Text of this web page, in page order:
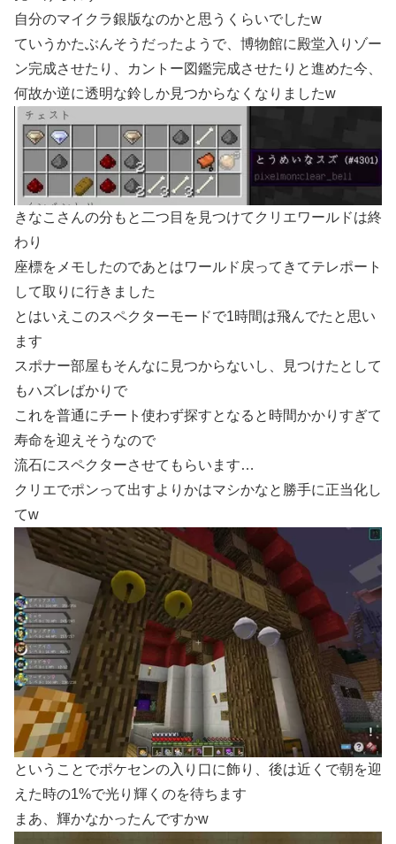
自分のマイクラ銀版なのかと思うくらいでしたw
ていうかたぶんそうだったようで、博物館に殿堂入りゾー
ン完成させたり、カントー図鑑完成させたりと進めた今、
何故か逆に透明な鈴しか見つからなくなりましたw
きなこさんの分もと二つ目を見つけてクリエワールドは終
わり
座標をメモしたのであとはワールド戻ってきてテレポート
して取りに行きました
とはいえこのスペクターモードで1時間は飛んでたと思い
ます
スポナー部屋もそんなに見つからないし、見つけたとして
もハズレばかりで
これを普通にチート使わず探すとなると時間かかりすぎて
寿命を迎えそうなので
流石にスペクターさせてもらいます…
クリエでポンって出すよりかはマシかなと勝手に正当化し
てw
ということでポケセンの入り口に飾り、後は近くで朝を迎
えた時の1%で光り輝くのを待ちます
まあ、輝かなかったんですかw